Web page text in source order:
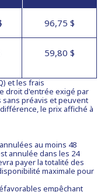
96,75 $
59,80 $
et les frais
droit d'entrée exigé par
sans préavis et peuvent
le prix affiché à
au moins 48
annulée dans les 24
payer la totalité des
maximale pour
empêchant